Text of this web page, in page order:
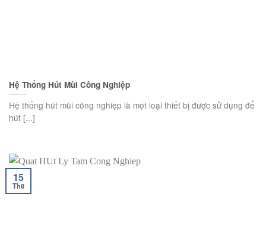
Hệ Thống Hút Mùi Công Nghiệp
Hệ thống hút mùi công nghiệp là một loại thiết bị được sử dụng để
hút [...]
15
Th8